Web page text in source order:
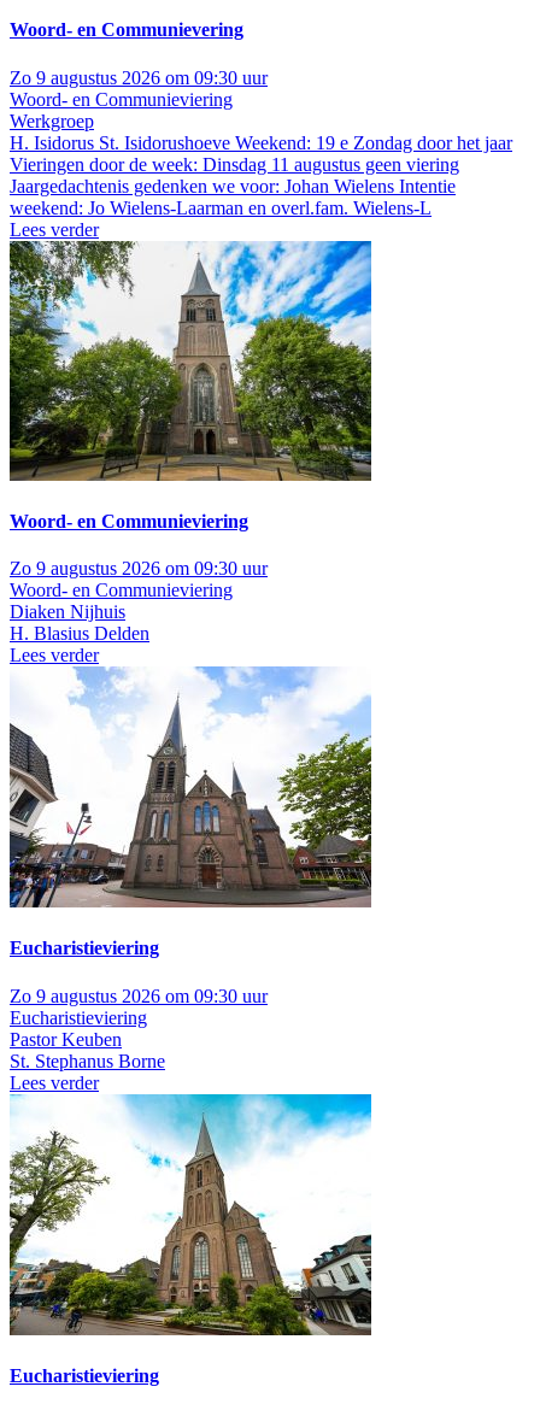
Woord- en Communievering
Zo 9 augustus 2026 om 09:30 uur
Woord- en Communieviering
Werkgroep
H. Isidorus St. Isidorushoeve Weekend: 19 e Zondag door het jaar
Vieringen door de week: Dinsdag 11 augustus geen viering
Jaargedachtenis gedenken we voor: Johan Wielens Intentie
weekend: Jo Wielens-Laarman en overl.fam. Wielens-L
Lees verder
Woord- en Communieviering
Zo 9 augustus 2026 om 09:30 uur
Woord- en Communieviering
Diaken Nijhuis
H. Blasius Delden
Lees verder
Eucharistieviering
Zo 9 augustus 2026 om 09:30 uur
Eucharistieviering
Pastor Keuben
St. Stephanus Borne
Lees verder
Eucharistieviering